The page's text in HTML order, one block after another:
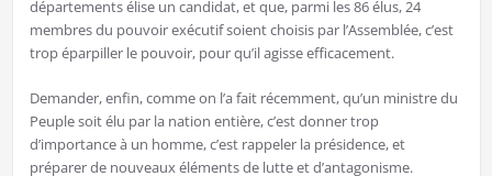
départements élise un candidat, et que, parmi les 86 élus, 24
membres du pouvoir exécutif soient choisis par l’Assemblée, c’est
trop éparpiller le pouvoir, pour qu’il agisse efficacement.
Demander, enfin, comme on l’a fait récemment, qu’un ministre du
Peuple soit élu par la nation entière, c’est donner trop
d’importance à un homme, c’est rappeler la présidence, et
préparer de nouveaux éléments de lutte et d’antagonisme.